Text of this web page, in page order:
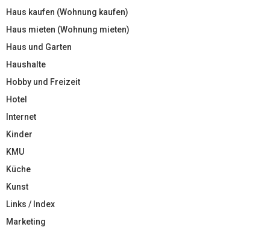
Haus kaufen (Wohnung kaufen)
Haus mieten (Wohnung mieten)
Haus und Garten
Haushalte
Hobby und Freizeit
Hotel
Internet
Kinder
KMU
Küche
Kunst
Links / Index
Marketing